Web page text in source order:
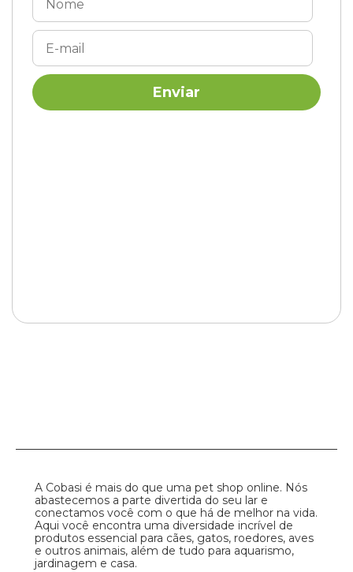
A Cobasi é mais do que uma pet shop online. Nós
abastecemos a parte divertida do seu lar e
conectamos você com o que há de melhor na vida.
Aqui você encontra uma diversidade incrível de
produtos essencial para cães, gatos, roedores, aves
e outros animais, além de tudo para aquarismo,
jardinagem e casa.